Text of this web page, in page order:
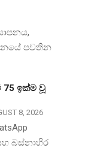
පවතින
75 ඉක්ම වූ
8, 2026
බස්නාහිර